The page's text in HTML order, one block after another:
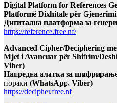
Digital Platform for References
Platformë Dixhitale për
Дигитална платформа за
https://reference.free.nf/
Advanced Cipher/Deciphering
Mjet i Avancuar për Shifrim/
Viber)
Напредна алатка за
пораки (WhatsApp, Viber)
https://decipher.free.nf